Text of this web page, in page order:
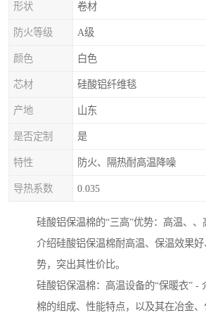
形状 卷材
防火等级 A级
颜色 白色
芯材 硅酸铝纤维毯
产地 山东
是否定制 是
特性 防火、隔热耐高温降噪
导热系数 0.035
硅酸铝保温棉的“三高”优势：高温、
介绍硅酸铝保温棉耐高温、保温效果
势，突出其性价比。
硅酸铝保温棉：高温设备的“保暖衣” -
棉的组成、性能特点，以及其在冶金